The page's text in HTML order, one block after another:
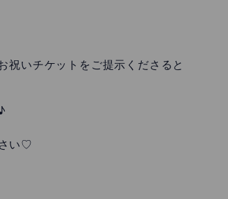
祝いチケットをご提示くださると
い♡